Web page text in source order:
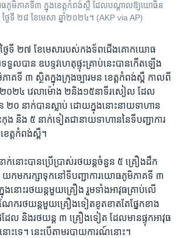
ធ​ភូមិភាគ​ទី៣ ក្នុង​ខេត្ត​កំពង់​ស្ពឺ​ ដែល​បណ្តាល​ឱ្យ​យោធិន​
ងៃទី ២៨ ខែមេសា ឆ្នាំ២០២៤។​ (AKP via AP)
ងៃទី ​២៧ ​ខែ​មេសា​របស់​កងទ័ព​ជើងគោក​យោធ​
ល​បាន ​ឧបទ្ទវ​ហេតុ​ផ្ទុះ​គ្រាប់​នេះ​បាន​កើត​ឡើង​
គ​ទី ៣​ ស្ថិត​ក្នុង​ក្រុង​ច្បារមន​ ខេត្ត​កំពង់ស្ពឺ ​កាល​ពី​
ាំ​ ២០២៤ ​វេលា​ម៉ោង​ ២​និង​១៥​នាទី​រសៀល ​ដែល​
២០ ​នាក់​បាន​ស្លាប់ ​ដោយ​ក្នុង​នោះ​នាយ​ទាហាន​
កុង​ និង​ ៥ ​នាក់​ទៀត​ជា​នាយ​ទាហាន​នៃ​ទី​បញ្ជាការ​
ត្ត​កំពង់ស្ពឺ។​
ក់​នោះ​បាន​ប្រើ​ប្រាស់​រថយន្ត​ចំនួន ​៥ ​គ្រឿង​ដឹក​
យក​មក​រក្សា​ទុក​នៅ​ទី​បញ្ជា​ការ​យោធ​ភូមិ​ភាគ​ទី ៣
នុង​នោះ​រថយន្ត​មួយ​គ្រឿង ​រួម​ទាំង​អាវុធ​គ្រាប់លើ​
ចំណែក​រថយន្ត​មួយ​គ្រឿង​ទៀត​ខូត​ខាត​តែ​ផ្នែក​ខាង​
ដែល ​និង​រថយន្ត​ ៣ ​គ្រឿង​ទៀត​ ដែល​មាន​ផ្ទុក​អាវុធ​
ោះ​ទេ។​ នេះ​បើ​តាម​របាយ​ការណ៍​នោះ។​